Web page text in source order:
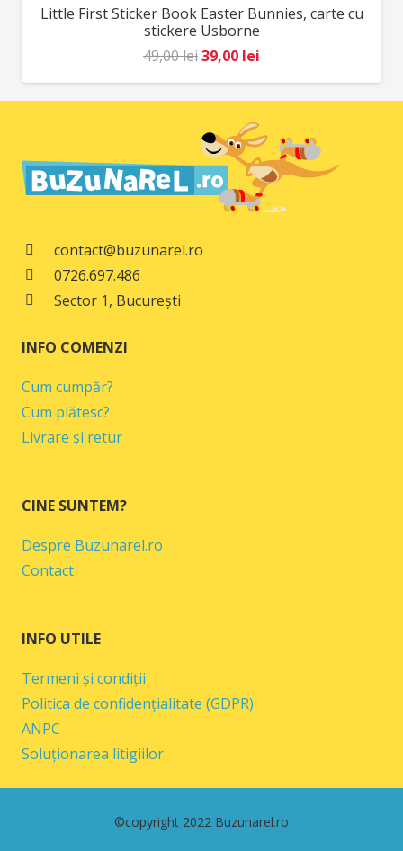
98,00 lei.
REDUCERI!
Little First Sticker Book Easter Bunnies, carte cu
stickere Usborne
49,00leiPrețul
inițial
a
fost:
49,00 lei.
39,00 lei
curent
este:
39,00 lei.
contact@buzunarel.ro
0726.697.486
Sector 1, București
INFO COMENZI
Cum cumpăr?
Cum plătesc?
Livrare și retur
CINE SUNTEM?
Despre Buzunarel.ro
Contact
INFO UTILE
Termeni și condiții
Politica de confidențialitate (GDPR)
ANPC
Soluționarea litigiilor
©copyright 2022 Buzunarel.ro